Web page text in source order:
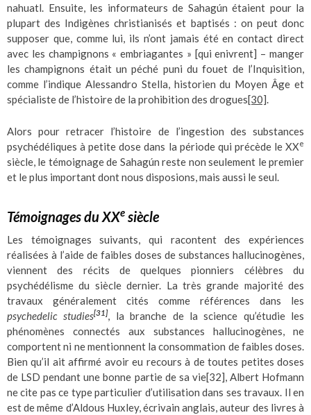
nahuatl. Ensuite, les informateurs de Sahagún étaient pour la
plupart des Indigènes christianisés et baptisés : on peut donc
supposer que, comme lui, ils n’ont jamais été en contact direct
avec les champignons « embriagantes » [qui enivrent] – manger
les champignons était un péché puni du fouet de l’Inquisition,
comme l’indique Alessandro Stella, historien du Moyen Âge et
spécialiste de l’histoire de la prohibition des drogues[30].
Alors pour retracer l’histoire de l’ingestion des substances
psychédéliques à petite dose dans la période qui précède le XXe
siècle, le témoignage de Sahagún reste non seulement le premier
et le plus important dont nous disposions, mais aussi le seul.
Témoignages du XXe siècle
Les témoignages suivants, qui racontent des expériences
réalisées à l’aide de faibles doses de substances hallucinogènes,
viennent des récits de quelques pionniers célèbres du
psychédélisme du siècle dernier. La très grande majorité des
travaux généralement cités comme références dans les
psychedelic studies[31], la branche de la science qu’étudie les
phénomènes connectés aux substances hallucinogènes, ne
comportent ni ne mentionnent la consommation de faibles doses.
Bien qu’il ait affirmé avoir eu recours à de toutes petites doses
de LSD pendant une bonne partie de sa vie[32], Albert Hofmann
ne cite pas ce type particulier d’utilisation dans ses travaux. Il en
est de même d’Aldous Huxley, écrivain anglais, auteur des livres à